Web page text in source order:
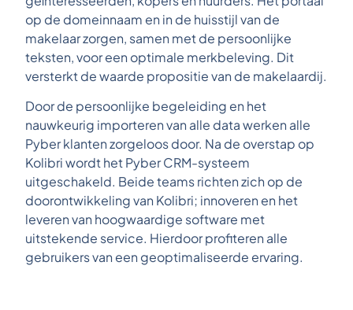
op de domeinnaam en in de huisstijl van de
makelaar zorgen, samen met de persoonlijke
teksten, voor een optimale merkbeleving. Dit
versterkt de waarde propositie van de makelaardij.
Door de persoonlijke begeleiding en het
nauwkeurig importeren van alle data werken alle
Pyber klanten zorgeloos door. Na de overstap op
Kolibri wordt het Pyber CRM-systeem
uitgeschakeld. Beide teams richten zich op de
doorontwikkeling van Kolibri; innoveren en het
leveren van hoogwaardige software met
uitstekende service. Hierdoor profiteren alle
gebruikers van een geoptimaliseerde ervaring.